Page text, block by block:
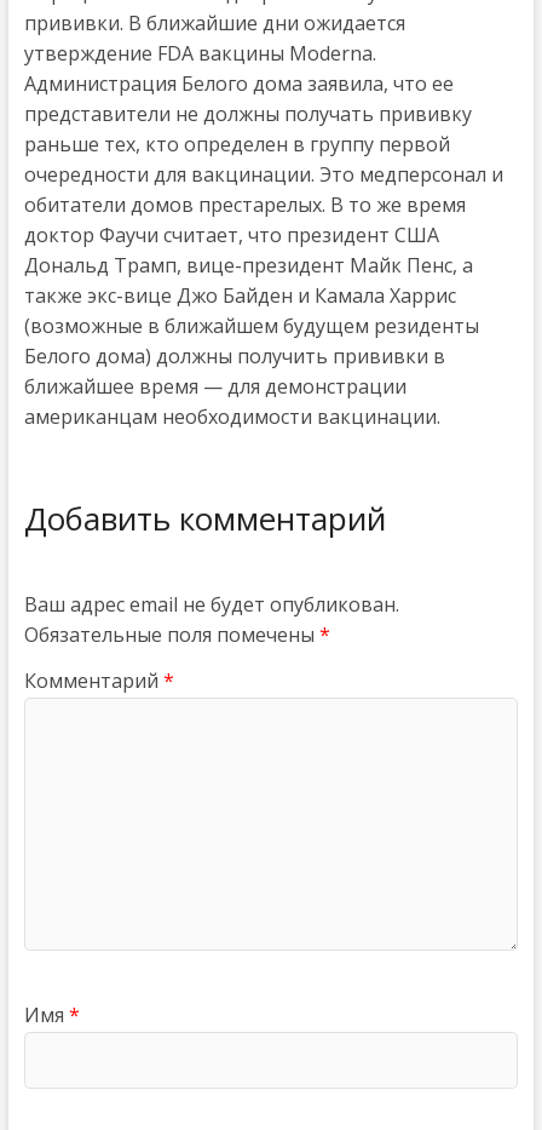
прививки. В ближайшие дни ожидается
утверждение FDA вакцины Moderna.
Администрация Белого дома заявила, что ее
представители не должны получать прививку
раньше тех, кто определен в группу первой
очередности для вакцинации. Это медперсонал и
обитатели домов престарелых. В то же время
доктор Фаучи считает, что президент США
Дональд Трамп, вице-президент Майк Пенс, а
также экс-вице Джо Байден и Камала Харрис
(возможные в ближайшем будущем резиденты
Белого дома) должны получить прививки в
ближайшее время — для демонстрации
американцам необходимости вакцинации.
Добавить комментарий
Ваш адрес email не будет опубликован.
Обязательные поля помечены *
Комментарий *
Имя *